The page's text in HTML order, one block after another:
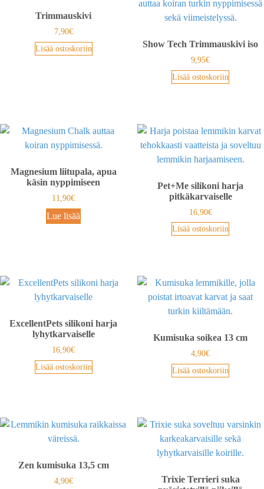
Trimmauskivi
7,90€
Lisää ostoskoriin
Show Tech Trimmauskivi iso
9,95€
Lisää ostoskoriin
Magnesium liitupala, apua
käsin nyppimiseen
11,90€
Lue lisää
Pet+Me silikoni harja
pitkäkarvaiselle
16,90€
Lisää ostoskoriin
ExcellentPets silikoni harja
lyhytkarvaiselle
16,90€
Lisää ostoskoriin
Kumisuka soikea 13 cm
4,90€
Lisää ostoskoriin
Zen kumisuka 13,5 cm
4,90€
Trixie Terrieri suka